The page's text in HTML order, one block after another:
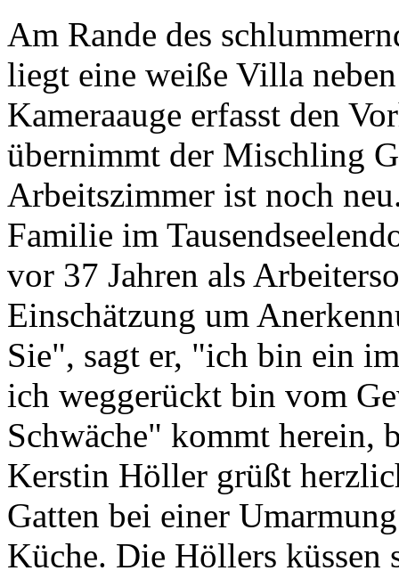
Am Rande des
liegt eine weiße Villa
Kameraauge erfasst den
übernimmt der Mischling
Arbeitszimmer ist noch
Familie im
vor 37 Jahren als
Einschätzung um
Sie", sagt er, "ich bin ein
ich weggerückt bin vom
Schwäche" kommt herein,
Kerstin Höller grüßt
Gatten bei einer
Küche. Die Höllers